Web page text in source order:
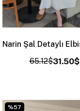
31.50$
65.12$
%57